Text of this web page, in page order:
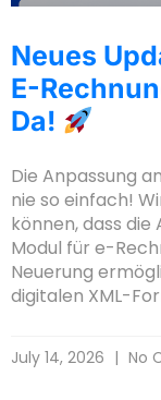
Neues
E-
Da!
Die Anpassung
nie so einfach!
können, dass
Modul für e-
Neuerung
digitalen XML-
July 14, 2026 No